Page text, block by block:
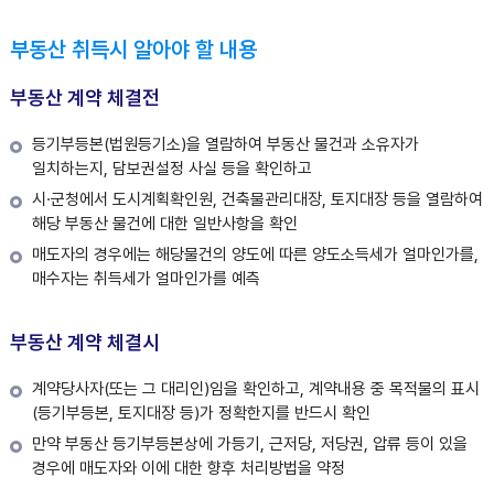
부동산 취득시 알아야 할 내용
부동산 계약 체결전
등기부등본(법원등기소)을 열람하여 부동산 물건과 소유자가
일치하는지, 담보권설정 사실 등을 확인하고
시·군청에서 도시계획확인원, 건축물관리대장, 토지대장 등을 열람하여
해당 부동산 물건에 대한 일반사항을 확인
매도자의 경우에는 해당물건의 양도에 따른 양도소득세가 얼마인가를,
매수자는 취득세가 얼마인가를 예측
부동산 계약 체결시
계약당사자(또는 그 대리인)임을 확인하고, 계약내용 중 목적물의 표시
(등기부등본, 토지대장 등)가 정확한지를 반드시 확인
만약 부동산 등기부등본상에 가등기, 근저당, 저당권, 압류 등이 있을
경우에 매도자와 이에 대한 향후 처리방법을 약정